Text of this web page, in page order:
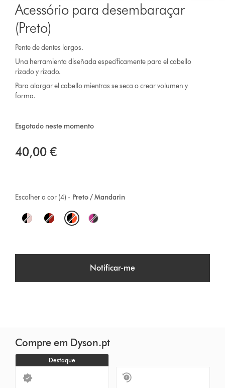
Acessório para desembaraçar
(Preto)
Pente de dentes largos.
Una herramienta diseñada específicamente para el cabello
rizado y rizado.
Para alargar el cabello mientras se seca o crear volumen y
forma.
Esgotado neste momento
40,00 €
Preto / Mandarin
Escolher a cor (4) -
O
t
Notificar-me
Compre em Dyson.pt
Destaque